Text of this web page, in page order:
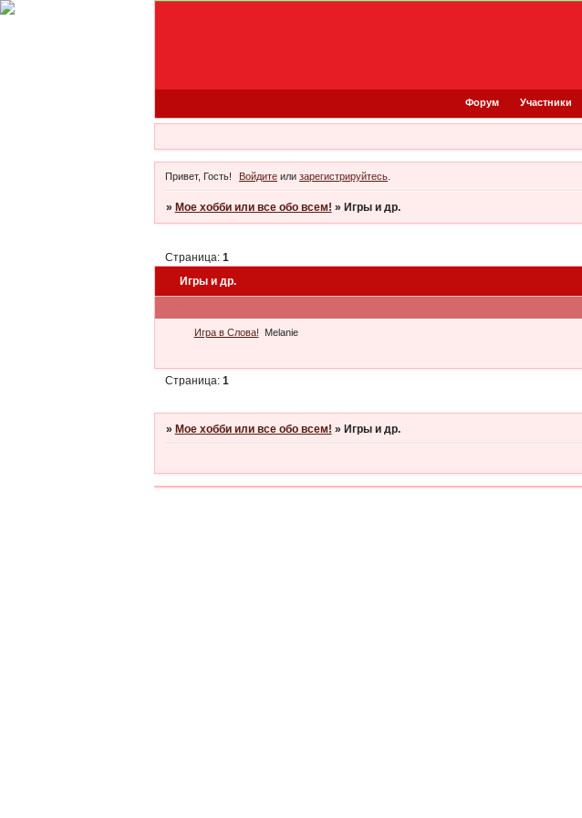
Форум Участники
Привет, Гость! Войдите или зарегистрируйтесь
» Мое хобби или все обо всем! » Игры и др.
Игры и др.
Страница: 1
Игра в Слова!
Melanie
Страница: 1
» Мое хобби или все обо всем! » Игры и др.